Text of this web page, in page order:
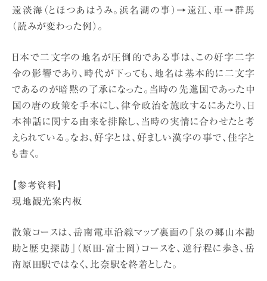
遠淡海（とほつあはうみ。浜名湖の事）→遠江、車→群馬
（読みが変わった例）。
日本で二文字の地名が圧倒的である事は、この好字二字
令の影響であり、時代が下っても、地名は基本的に二文字
であるのが暗黙の了承になった。当時の先進国であった中
国の唐の政策を手本にし、律令政治を施政するにあたり、日
本神話に関する由来を排除し、当時の実情に合わせたと考
えられている。なお、好字とは、好ましい漢字の事で、佳字と
も書く。
【参考資料】
現地観光案内板
散策コースは、岳南電車沿線マップ裏面の「泉の郷山本勘
助と歴史探訪」（原田-富士岡）コースを、逆行程に歩き、岳
南原田駅ではなく、比奈駅を終着とした。